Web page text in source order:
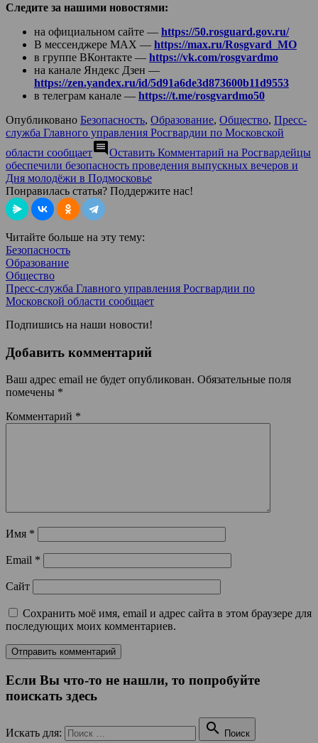
Следите за нашими новостями:
на официальном сайте — https://50.rosguard.gov.ru/
В мессенджере МАХ — https://max.ru/Rosgvard_MO
в группе ВКонтакте — https://vk.com/rosgvardmo
на канале Яндекс Дзен —
https://zen.yandex.ru/id/5d91a6de3d873600b11d9553
в телеграм канале — https://t.me/rosgvardmo50
Опубликовано Безопасность, Образование, Общество, Пресс-
служба Главного управления Росгвардии по Московской
области сообщаетcomment Оставить Комментарий на Росгвардейцы
обеспечили безопасность проведения выпускных вечеров и
Дня молодёжи в Подмосковье
Понравилась статья? Поддержите нас!
Читайте больше на эту тему:
Безопасность
Образование
Общество
Пресс-служба Главного управления Росгвардии по
Московской области сообщает
Подпишись на наши новости!
Добавить комментарий
Ваш адрес email не будет опубликован. Обязательные поля
помечены *
Комментарий *
Имя *
Email *
Сайт
Сохранить моё имя, email и адрес сайта в этом браузере для
последующих моих комментариев.
Если Вы что-то не нашли, то попробуйте
поискать здесь
Искать для:  Поиск